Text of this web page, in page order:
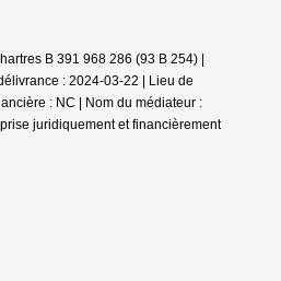
B 391 968 286 (93 B 254) |
: 2024-03-22 | Lieu de
: NC | Nom du médiateur :
juridiquement et financièrement